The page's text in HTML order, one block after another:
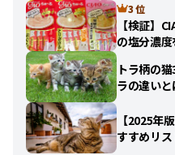
3 位
【検証】
の塩分濃
トラ柄の
ラの違いと
【2025年
すすめリ